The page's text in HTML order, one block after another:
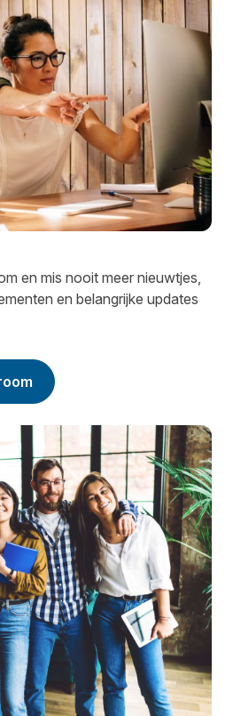
en mis nooit meer nieuwtjes,
en belangrijke updates